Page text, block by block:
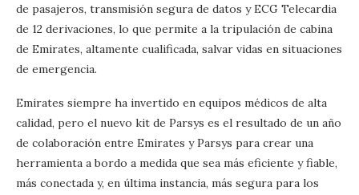
de pasajeros, transmisión segura de datos y ECG Telecardia
de 12 derivaciones, lo que permite a la tripulación de cabina
de Emirates, altamente cualificada, salvar vidas en situaciones
de emergencia.
Emirates siempre ha invertido en equipos médicos de alta
calidad, pero el nuevo kit de Parsys es el resultado de un año
de colaboración entre Emirates y Parsys para crear una
herramienta a bordo a medida que sea más eficiente y fiable,
más conectada y, en última instancia, más segura para los